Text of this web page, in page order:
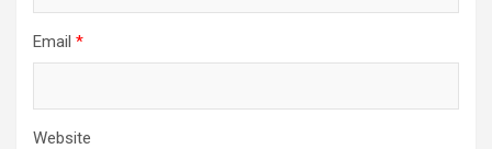
Email *
Website